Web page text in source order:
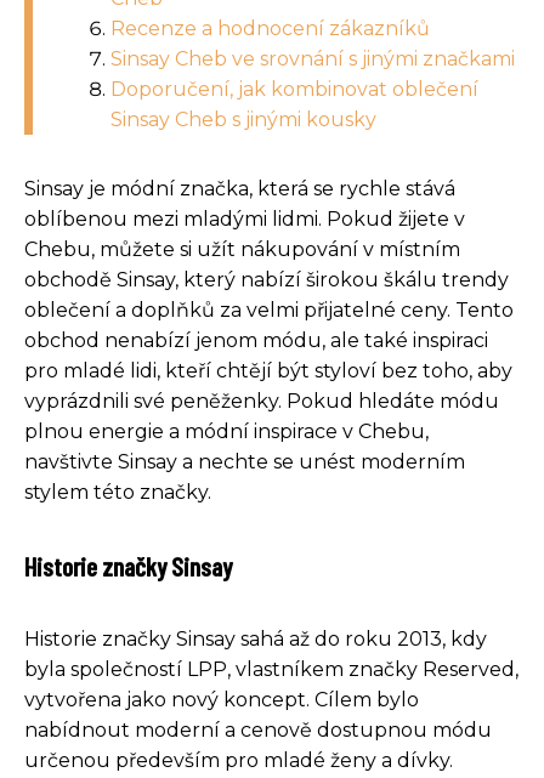
Recenze a hodnocení zákazníků
Sinsay Cheb ve srovnání s jinými značkami
Doporučení, jak kombinovat oblečení
Sinsay Cheb s jinými kousky
Sinsay je módní značka, která se rychle stává
oblíbenou mezi mladými lidmi. Pokud žijete v
Chebu, můžete si užít nákupování v místním
obchodě Sinsay, který nabízí širokou škálu trendy
oblečení a doplňků za velmi přijatelné ceny. Tento
obchod nenabízí jenom módu, ale také inspiraci
pro mladé lidi, kteří chtějí být styloví bez toho, aby
vyprázdnili své peněženky. Pokud hledáte módu
plnou energie a módní inspirace v Chebu,
navštivte Sinsay a nechte se unést moderním
stylem této značky.
Historie značky Sinsay
Historie značky Sinsay sahá až do roku 2013, kdy
byla společností LPP, vlastníkem značky Reserved,
vytvořena jako nový koncept. Cílem bylo
nabídnout moderní a cenově dostupnou módu
určenou především pro mladé ženy a dívky.